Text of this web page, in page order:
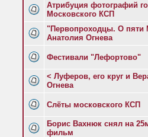
Атрибуция фотографий
Московского КСП
"Первопроходцы. О
Анатолия Огнева
Фестивали "Лефортово"
< Луферов, его круг и
Огнева
Слёты московского КСП
Борис Вахнюк снял на
фильм